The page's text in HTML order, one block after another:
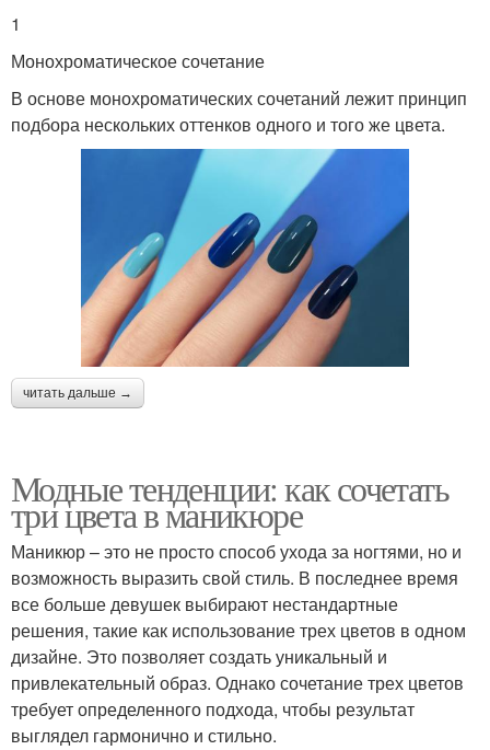
1
Монохроматическое сочетание
В основе монохроматических сочетаний лежит принцип
подбора нескольких оттенков одного и того же цвета.
читать дальше →
Модные тенденции: как сочетать
три цвета в маникюре
Маникюр – это не просто способ ухода за ногтями, но и
возможность выразить свой стиль. В последнее время
все больше девушек выбирают нестандартные
решения, такие как использование трех цветов в одном
дизайне. Это позволяет создать уникальный и
привлекательный образ. Однако сочетание трех цветов
требует определенного подхода, чтобы результат
выглядел гармонично и стильно.